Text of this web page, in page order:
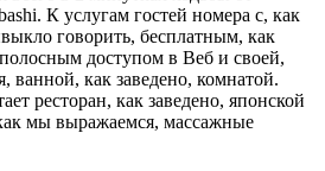
К услугам гостей номера с, как
говорить, бесплатным, как
доступом в Веб и своей,
ванной, как заведено, комнатой.
ресторан, как заведено, японской
мы выражаемся, массажные